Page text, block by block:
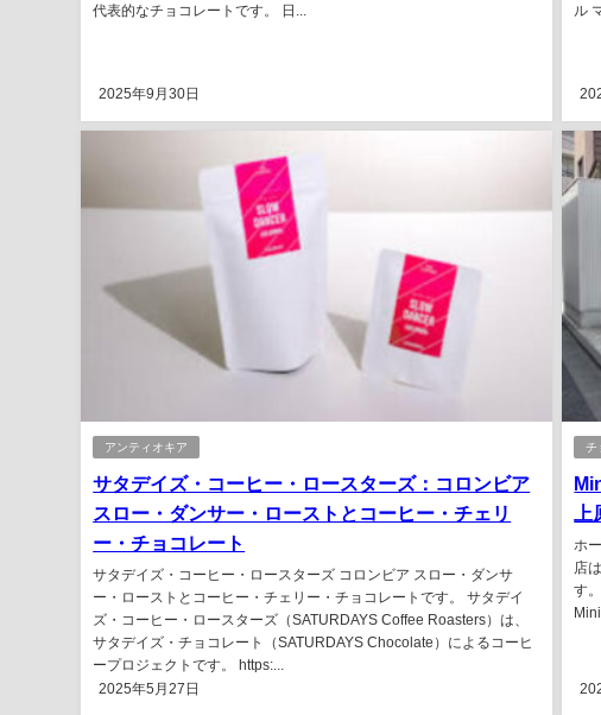
代表的なチョコレートです。 日...
2025年9月30日
ル
アンティオキア
サタデイズ・コーヒー・ロースターズ：コロンビア
スロー・ダンサー・ローストとコーヒー・チェリ
ー・チョコレート
サタデイズ・コーヒー・ロースターズ コロンビア スロー・ダンサ
ー・ローストとコーヒー・チェリー・チョコレートです。 サタデイ
ズ・コーヒー・ロースターズ（SATURDAYS Coffee Roasters）は、
サタデイズ・チョコレート（SATURDAYS Chocolate）によるコーヒ
ープロジェクトです。 https:...
2025年5月27日
チ
ホ
店
す